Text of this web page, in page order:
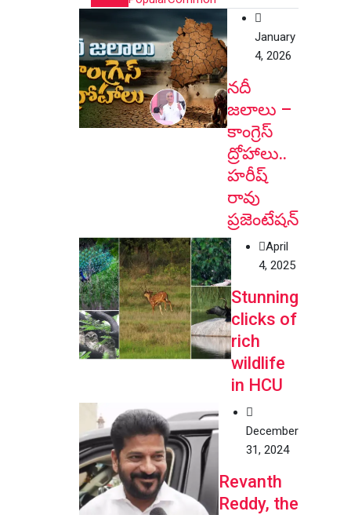
January
4, 2026
నదీ
జలాలు –
కాంగ్రెస్
ద్రోహాలు..
హరీష్
రావు
ప్రజెంటేషన్
April
4, 2025
Stunning
clicks of
rich
wildlife
in HCU
December
31, 2024
Revanth
Reddy, the